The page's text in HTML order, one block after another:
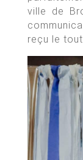
ville de
reçu le